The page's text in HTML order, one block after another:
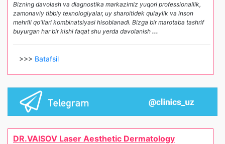
Bizning davolash va diagnostika markazimiz yuqori professionallik,
zamonaviy tibbiy texnologiyalar, uy sharoitidek qulaylik va inson
mehrlli qo'llari kombinatsiyasi hisoblanadi. Bizga bir marotaba tashrif
buyurgan har bir kishi faqat shu yerda davolanish ...
>>> Batafsil
DR.VAISOV Laser Aesthetic Dermatology